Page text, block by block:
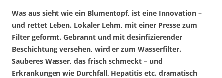
Was aus sieht wie ein Blumentopf, ist eine Innovation –
und rettet Leben. Lokaler Lehm, mit einer Presse zum
Filter geformt. Gebrannt und mit desinfi­zierender
Beschichtung versehen, wird er zum Wasserfilter.
Sauberes Wasser, das frisch schmeckt – und
Erkrankungen wie Durchfall, Hepatitis etc. drama­tisch